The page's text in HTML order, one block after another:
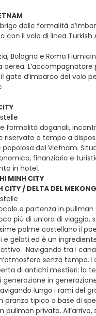
delle formalità
con il volo di linea
Bologna e Roma
d’imbarco del volo
formalità doganali,
e tempo a
del Vietnam.
finanziario e
in hotel.
MINH CITY
/ DELTA DEL
e partenza in
più di un’ora di
palme costellano il
e gelati ed è un
Navigando tra i
senza tempo.
di antichi mestieri: la
in
lungo i rami del
tipico a base di
pullman privato.